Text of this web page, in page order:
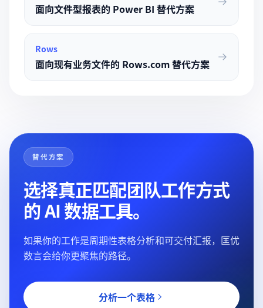
面向文件型报表的 Power BI 替代方案
Rows
面向现有业务文件的 Rows.com 替代方案
替代方案
选择真正匹配团队工作方式
的 AI 数据工具。
如果你的工作是周期性表格分析和可交付汇报，匡优
数言会给你更聚焦的路径。
分析一个表格